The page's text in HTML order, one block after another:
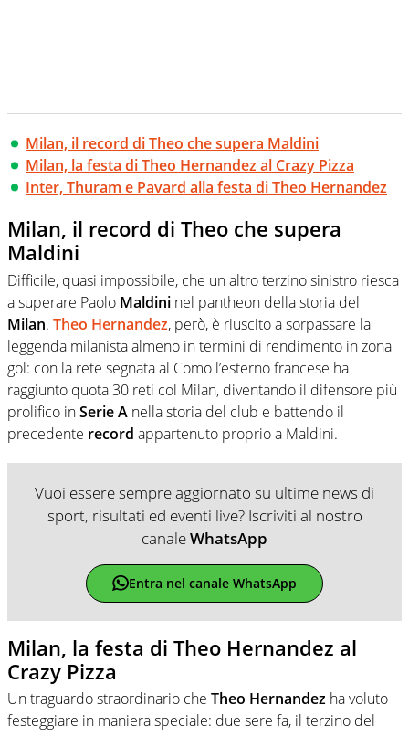
Milan, il record di Theo che supera Maldini
Milan, la festa di Theo Hernandez al Crazy Pizza
Inter, Thuram e Pavard alla festa di Theo Hernandez
Milan, il record di Theo che supera
Maldini
Difficile, quasi impossibile, che un altro terzino sinistro riesca
a superare Paolo Maldini nel pantheon della storia del
Milan. Theo Hernandez, però, è riuscito a sorpassare la
leggenda milanista almeno in termini di rendimento in zona
gol: con la rete segnata al Como l’esterno francese ha
raggiunto quota 30 reti col Milan, diventando il difensore più
prolifico inSerie A nella storia del club e battendo il
precedente record appartenuto proprio a Maldini.
Vuoi essere sempre aggiornato su ultime news di
sport, risultati ed eventi live? Iscriviti al nostro
canaleWhatsApp
Entra nel canale WhatsApp
Milan, la festa di Theo Hernandez al
Crazy Pizza
Un traguardo straordinario che Theo Hernandez ha voluto
festeggiare in maniera speciale: due sere fa, il terzino del